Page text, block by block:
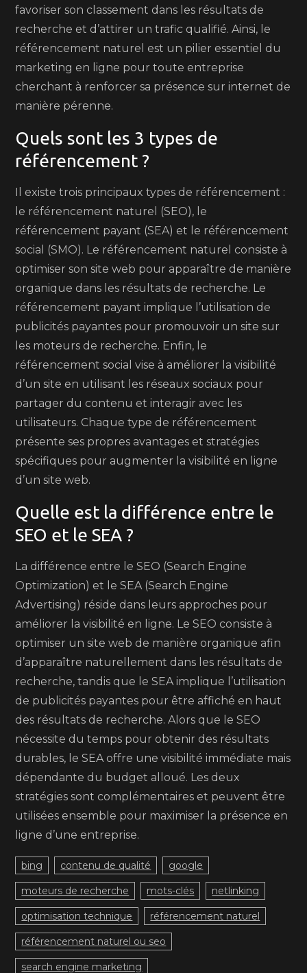
favoriser son classement dans les résultats de
recherche et d’attirer un trafic qualifié. Ainsi, le
référencement naturel est un pilier essentiel du
marketing en ligne pour toute entreprise
cherchant à renforcer sa présence sur internet de
manière pérenne.
Quels sont les 3 types de
référencement ?
Il existe trois principaux types de référencement :
le référencement naturel (SEO), le
référencement payant (SEA) et le référencement
social (SMO). Le référencement naturel consiste à
optimiser son site web pour apparaître de manière
organique dans les résultats de recherche. Le
référencement payant implique l’utilisation de
publicités payantes pour promouvoir un site sur
les moteurs de recherche. Enfin, le
référencement social vise à améliorer la visibilité
d’un site en utilisant les réseaux sociaux pour
partager du contenu et interagir avec les
utilisateurs. Chaque type de référencement
présente ses propres avantages et stratégies
spécifiques pour augmenter la visibilité en ligne
d’un site web.
Quelle est la différence entre le
SEO et le SEA ?
La différence entre le SEO (Search Engine
Optimization) et le SEA (Search Engine
Advertising) réside dans leurs approches pour
améliorer la visibilité en ligne. Le SEO consiste à
optimiser un site web de manière organique afin
d’apparaître naturellement dans les résultats de
recherche, tandis que le SEA implique l’utilisation
de publicités payantes pour être affiché en haut
des résultats de recherche. Alors que le SEO
nécessite du temps pour obtenir des résultats
durables, le SEA offre une visibilité immédiate mais
dépendante du budget alloué. Les deux
stratégies sont complémentaires et peuvent être
utilisées ensemble pour maximiser la présence en
ligne d’une entreprise.
bing contenu de qualité google
moteurs de recherche mots-clés netlinking
optimisation technique référencement naturel
référencement naturel ou seo
search engine marketing